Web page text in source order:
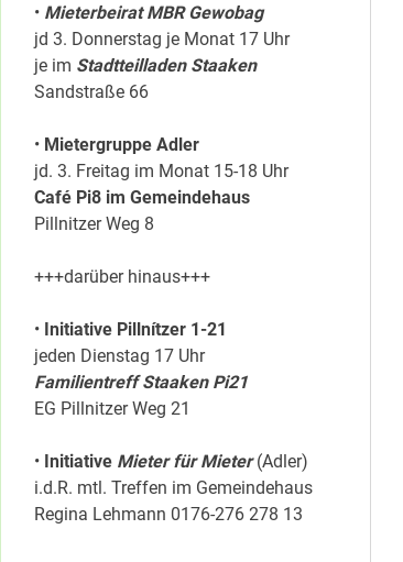
• Mieterbeirat MBR Gewobag
jd 3. Donnerstag je Monat 17 Uhr
je im Stadtteilladen Staaken
Sandstraße 66
• Mietergruppe Adler
jd. 3. Freitag im Monat 15-18 Uhr
Café Pi8 im Gemeindehaus
Pillnitzer Weg 8
+++darüber hinaus+++
• Initiative Pillnítzer 1-21
jeden Dienstag 17 Uhr
Familientreff Staaken Pi21
EG Pillnitzer Weg 21
• Initiative Mieter für Mieter(Adler)
i.d.R. mtl. Treffen im Gemeindehaus
Regina Lehmann 0176-276 278 13